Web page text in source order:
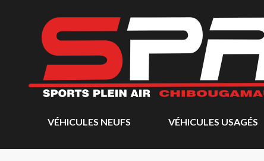
VÉHICULES NEUFS VÉHICULES USAGÉS